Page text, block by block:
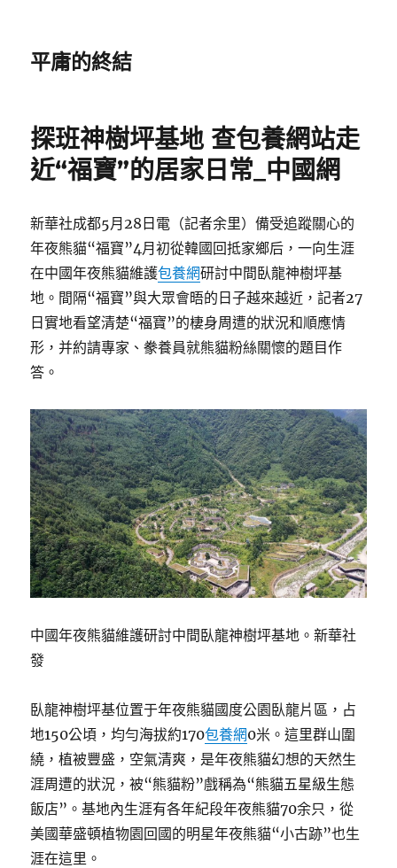
平庸的終結
探班神樹坪基地 查包養網站走
近“福寶”的居家日常_中國網
新華社成都5月28日電（記者余里）備受追蹤關心的
年夜熊貓“福寶”4月初從韓國回抵家鄉后，一向生涯
在中國年夜熊貓維護包養網研討中間臥龍神樹坪基
地。間隔“福寶”與大眾會晤的日子越來越近，記者27
日實地看望清楚“福寶”的棲身周遭的狀況和順應情
形，并約請專家、豢養員就熊貓粉絲關懷的題目作
答。
中國年夜熊貓維護研討中間臥龍神樹坪基地。新華社
發
臥龍神樹坪基位置于年夜熊貓國度公園臥龍片區，占
地150公頃，均勻海拔約170包養網0米。這里群山圍
繞，植被豐盛，空氣清爽，是年夜熊貓幻想的天然生
涯周遭的狀況，被“熊貓粉”戲稱為“熊貓五星級生態
飯店”。基地內生涯有各年紀段年夜熊貓70余只，從
美國華盛頓植物園回國的明星年夜熊貓“小古跡”也生
涯在這里。